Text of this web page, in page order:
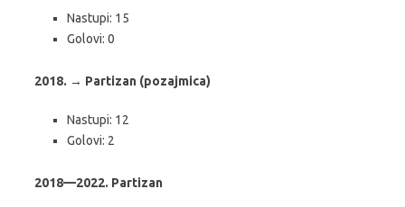
Nastupi: 15
Golovi: 0
2018. → Partizan (pozajmica)
Nastupi: 12
Golovi: 2
2018—2022. Partizan